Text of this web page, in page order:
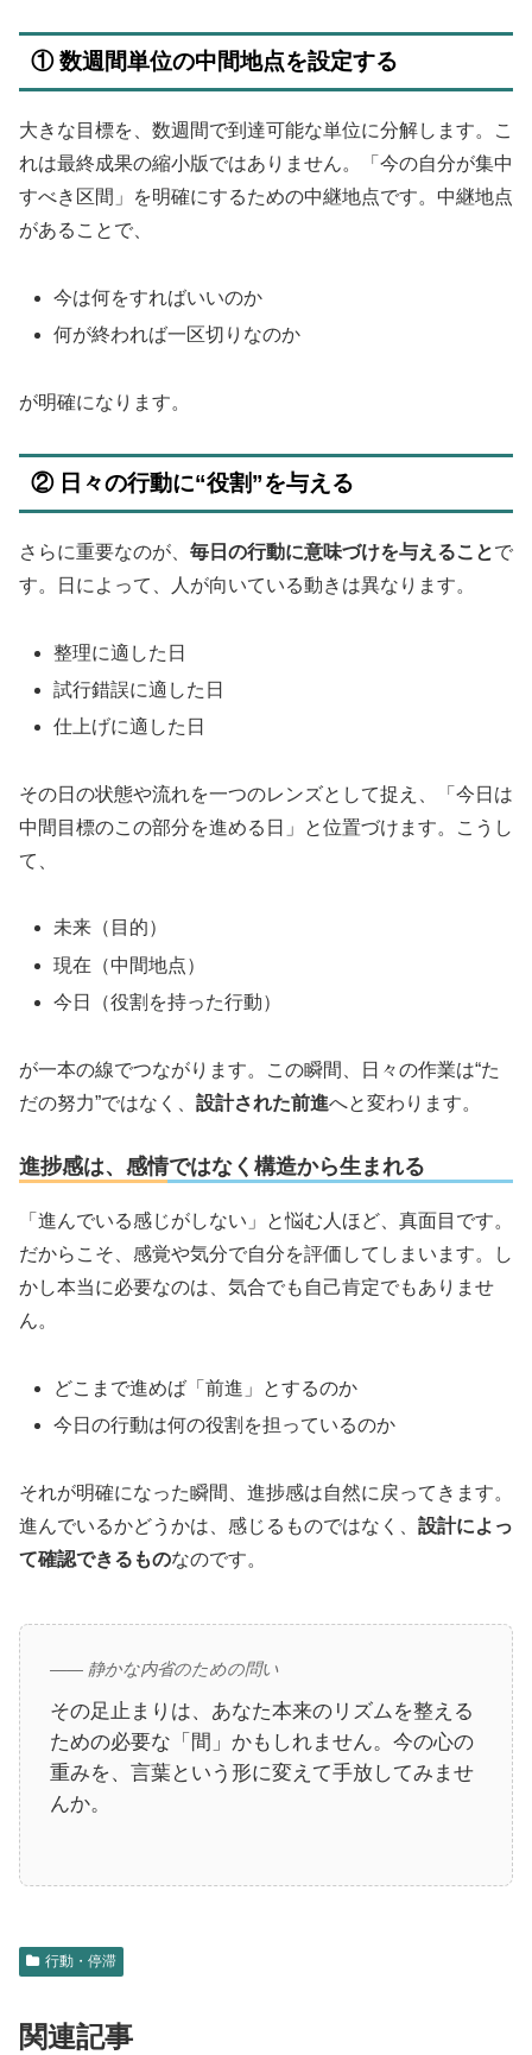
① 数週間単位の中間地点を設定する
大きな目標を、数週間で到達可能な単位に分解します。こ
れは最終成果の縮小版ではありません。「今の自分が集中
すべき区間」を明確にするための中継地点です。中継地点
があることで、
今は何をすればいいのか
何が終われば一区切りなのか
が明確になります。
② 日々の行動に“役割”を与える
さらに重要なのが、 毎日の行動に意味づけを与えることで
す。日によって、人が向いている動きは異なります。
整理に適した日
試行錯誤に適した日
仕上げに適した日
その日の状態や流れを一つのレンズとして捉え、「今日は
中間目標のこの部分を進める日」と位置づけます。こうし
て、
未来（目的）
現在（中間地点）
今日（役割を持った行動）
が一本の線でつながります。この瞬間、日々の作業は“た
だの努力”ではなく、 設計された前進へと変わります。
進捗感は、感情ではなく構造から生まれる
「進んでいる感じがしない」と悩む人ほど、真面目です。
だからこそ、感覚や気分で自分を評価してしまいます。し
かし本当に必要なのは、気合でも自己肯定でもありませ
ん。
どこまで進めば「前進」とするのか
今日の行動は何の役割を担っているのか
それが明確になった瞬間、進捗感は自然に戻ってきます。
進んでいるかどうかは、感じるものではなく、 設計によっ
て確認できるものなのです。
—— 静かな内省のための問い
その足止まりは、あなた本来のリズムを整える
ための必要な「間」かもしれません。今の心の
重みを、言葉という形に変えて手放してみませ
んか。
行動・停滞
関連記事